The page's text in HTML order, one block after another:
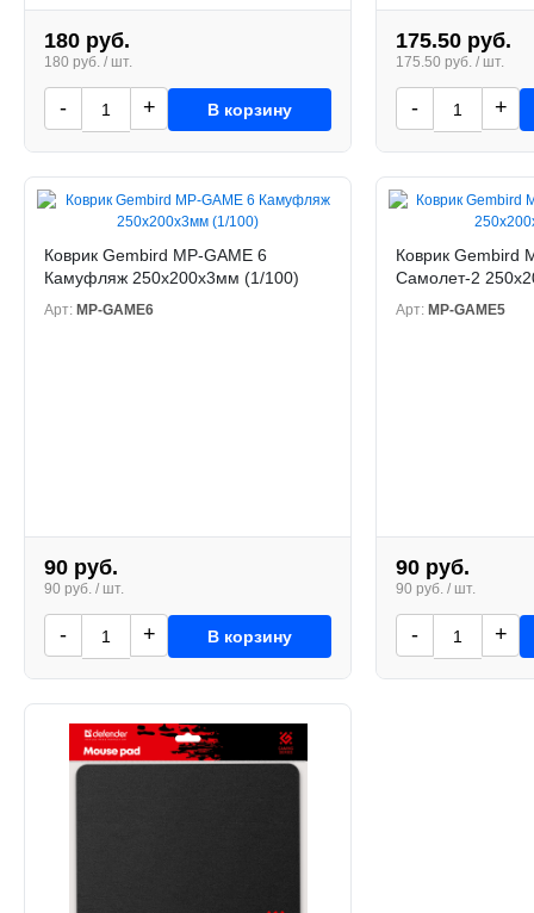
180 руб.
180 руб. / шт.
- + В корзину
175.50 руб.
175.50 руб. / шт.
- +
Коврик Gembird MP-GAME 6
Камуфляж 250х200х3мм (1/100)
Арт: MP-GAME6
90 руб.
90 руб. / шт.
- + В корзину
Коврик Gembird
Самолет-2
Арт: MP-GAME5
90 руб.
90 руб. / шт.
- +